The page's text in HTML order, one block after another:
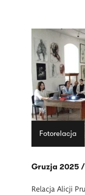
Fotorelacja
Gruzja 2025
Relacja Alicji